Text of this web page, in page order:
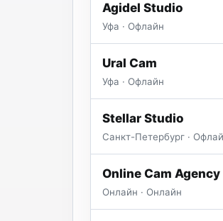
Agidel Studio
Уфа · Офлайн
Ural Cam
Уфа · Офлайн
Stellar Studio
Санкт-Петербург ·
Online Cam Agency
Онлайн · Онлайн